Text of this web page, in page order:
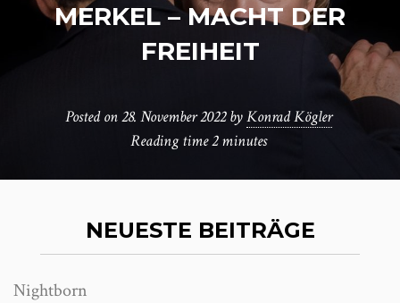
MERKEL – MACHT DER
FREIHEIT
Posted on28. November 2022 byKonrad Kögler
Reading time2 minutes
NEUESTE BEITRÄGE
Nightborn